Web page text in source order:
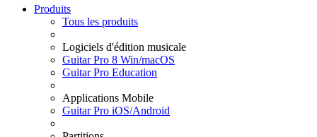
Produits
Tous les produits
Logiciels d'édition musicale
Guitar Pro 8 Win/macOS
Guitar Pro Education
Applications Mobile
Guitar Pro iOS/Android